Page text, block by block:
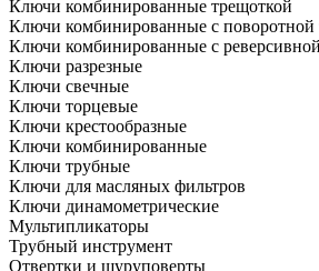
Ключи комбинированные трещоткой
Ключи комбинированные с поворотной
Ключи комбинированные с
Ключи разрезные
Ключи свечные
Ключи торцевые
Ключи крестообразные
Ключи комбинированные
Ключи трубные
Ключи для масляных фильтров
Ключи динамометрические
Мультипликаторы
Трубный инструмент
Отвертки и шуруповерты